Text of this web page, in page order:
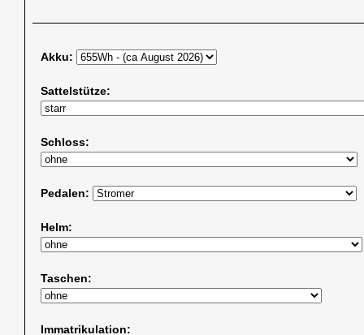
Akku:
Sattelstütze:
Schloss:
Pedalen:
Helm:
Taschen:
Immatrikulation: